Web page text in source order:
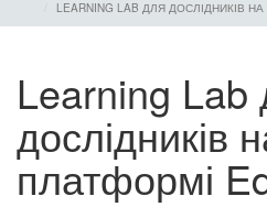
LEARNING LAB ДЛЯ ДОСЛІДНИКІВ
Learning Lab
дослідників
платформі